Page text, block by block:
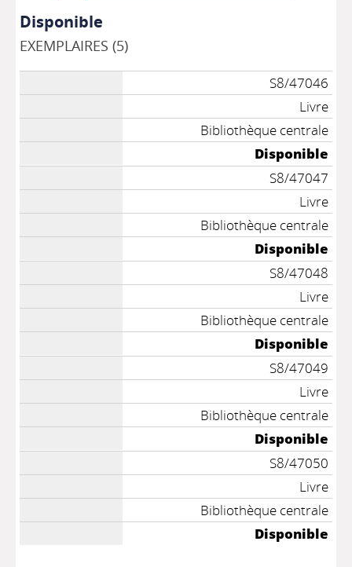
Disponible
EXEMPLAIRES (5)
S8/47046
Livre
Bibliothèque centrale
Disponible
S8/47047
Livre
Bibliothèque centrale
Disponible
S8/47048
Livre
Bibliothèque centrale
Disponible
S8/47049
Livre
Bibliothèque centrale
Disponible
S8/47050
Livre
Bibliothèque centrale
Disponible